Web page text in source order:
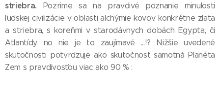
striebra. Pozrime sa na pravdivé poznanie minulosti
ľudskej civilizácie v oblasti alchýmie kovov, konkrétne zlata
a striebra, s koreňmi v starodávnych dobách Egypta, či
Atlantídy, no nie je to zaujímavé ...!? Nižšie uvedené
skutočnosti potvrdzuje ako skutočnosť samotná Planéta
Zem s pravdivosťou viac ako 90 % :